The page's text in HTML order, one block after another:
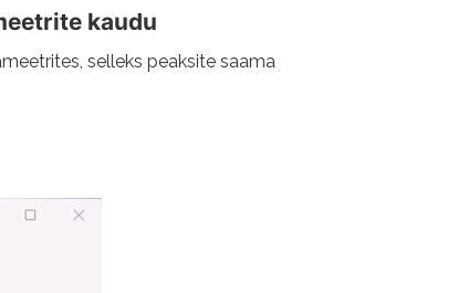
kaudu
selleks peaksite saama